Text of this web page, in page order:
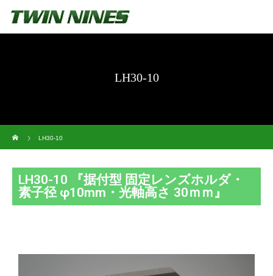
LH30-10
LH30-10
LH30-10 『据付型 固定レンズホルダ・
素子径 φ10mm・光軸高さ 30ｍｍ』